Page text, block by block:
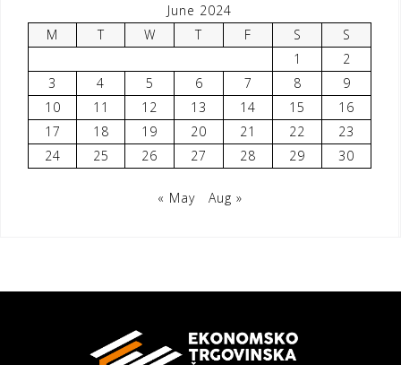
June 2024
M
T W T F S
S
1
2
3
4 5 6 7 8
9
10
11 12 13 14 15
16
17
18 19 20 21 22
23
24
25 26 27 28 29 30
« May Aug »